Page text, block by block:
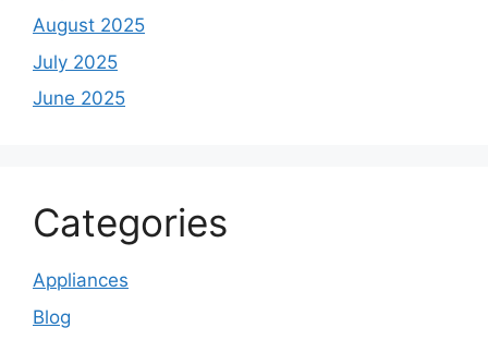
August 2025
July 2025
June 2025
Categories
Appliances
Blog